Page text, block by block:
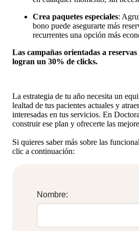
Crea paquetes especiales:
bono puede asegurarte más
recurrentes una opción más
Las campañas orientadas a
logran un 30% de clicks.
La estrategia de tu año necesita un
lealtad de tus pacientes actuales y
interesadas en tus servicios. En
construir ese plan y ofrecerte las
Si quieres saber más sobre las
clic a continuación:
Nombre: